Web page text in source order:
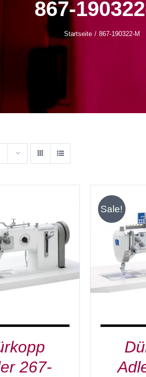
867-
Startseite 867-190322-M
267-
Sale!
IN DEN